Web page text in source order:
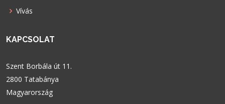
Vívás
KAPCSOLAT
Szent Borbála út 11.
2800 Tatabánya
Magyarország